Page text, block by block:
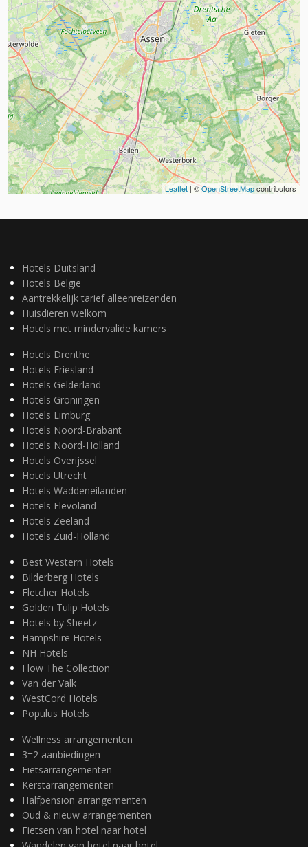
Leaflet | ©OpenStreetMapcontributors
Hotels Duitsland
Hotels België
Aantrekkelijk tarief alleenreizenden
Huisdieren welkom
Hotels met mindervalide kamers
Hotels Drenthe
Hotels Friesland
Hotels Gelderland
Hotels Groningen
Hotels Limburg
Hotels Noord-Brabant
Hotels Noord-Holland
Hotels Overijssel
Hotels Utrecht
Hotels Waddeneilanden
Hotels Flevoland
Hotels Zeeland
Hotels Zuid-Holland
Best Western Hotels
Bilderberg Hotels
Fletcher Hotels
Golden Tulip Hotels
Hotels by Sheetz
Hampshire Hotels
NH Hotels
Flow The Collection
Van der Valk
WestCord Hotels
Populus Hotels
Wellness arrangementen
3=2 aanbiedingen
Fietsarrangementen
Kerstarrangementen
Halfpension arrangementen
Oud & nieuw arrangementen
Fietsen van hotel naar hotel